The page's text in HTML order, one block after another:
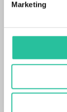
Marketing